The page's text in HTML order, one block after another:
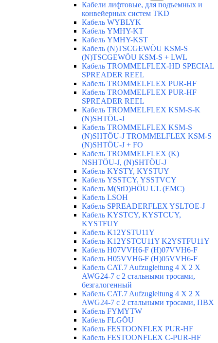
Кабели лифтовые, для подъемных и
конвейерных систем TKD
Кабель WYBLYK
Кабель YMHY-KT
Кабель YMHY-KST
Кабель (N)TSCGEWÖU KSM-S
(N)TSCGEWÖU KSM-S + LWL
Кабель TROMMELFLEX-HD SPECIAL
SPREADER REEL
Кабель TROMMELFLEX PUR-HF
Кабель TROMMELFLEX PUR-HF
SPREADER REEL
Кабель TROMMELFLEX KSM-S-K
(N)SHTÖU-J
Кабель TROMMELFLEX KSM-S
(N)SHTÖU-J TROMMELFLEX KSM-S
(N)SHTÖU-J + FO
Кабель TROMMELFLEX (K)
NSHTÖU-J, (N)SHTÖU-J
Кабель KYSTY, KYSTUY
Кабель YSSTCY, YSSTVCY
Кабель M(StD)HÖU UL (EMС)
Кабель LSOH
Кабель SPREADERFLEX YSLTOE-J
Кабель KYSTCY, KYSTCUY,
KYSTFUY
Кабель K12YSTU11Y
Кабель K12YSTCU11Y K2YSTFU11Y
Кабель H07VVH6-F (H)07VVH6-F
Кабель H05VVH6-F (H)05VVH6-F
Кабель CAT.7 Aufzugleitung 4 X 2 X
AWG24-7 c 2 стальными тросами,
безгалогенный
Кабель CAT.7 Aufzugleitung 4 X 2 X
AWG24-7 c 2 стальными тросами, ПВХ
Кабель FYMYTW
Кабель FLGÖU
Кабель FESTOONFLEX PUR-HF
Кабель FESTOONFLEX C-PUR-HF